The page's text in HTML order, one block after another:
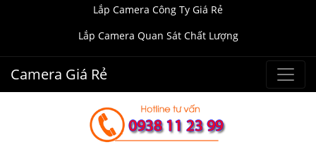
Lắp Camera Công Ty Giá Rẻ
Lắp Camera Quan Sát Chất Lượng
Camera Giá Rẻ